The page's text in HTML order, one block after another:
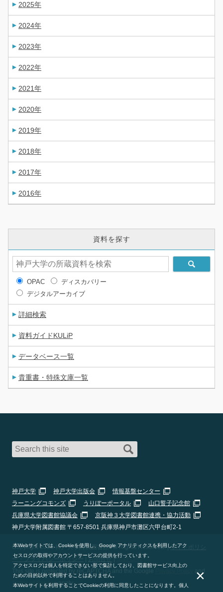
2025年
2024年
2023年
2022年
2021年
2020年
2019年
2018年
2017年
2016年
資料を探す
OPAC
ディスカバリー
デジタルアーカイブ
詳細検索
資料ガイドKULiP
データベース一覧
貴重書・特殊文庫一覧
神戸大学 神戸大学出版会
情報基盤センター
ラーニングコモンズ
うりぼーポータル
山口誓子記念館
兵庫県大学図書館協議会
京阪神３大学図書館連携・協力活動
神戸大学附属図書館 〒657-8501 兵庫県神戸市灘区六甲台町2-1
Copyright 2026 神戸大学附属図書館 All Rights Reserved. |サイトポリシ
ー・プライバシーポリシー
お問合せ| Staff Only
This site is protected by reCAPTCHA and the Google
and
Terms of Serviceapply.
本Webサイトでは、Cookieを使用し、Google アナリティクスを利用したアク
セスログの取得やアカウントサービスの提供を行っています。
アクセスログは個人を特定できない形で集計しており、図書館サービス向上の
ための目的以外で利用することはありません。
本Webサイトを利用することでCookieの利用に同意したことになります。個人
×